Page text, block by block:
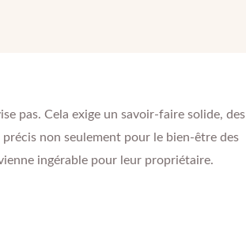
pas. Cela exige un savoir-faire solide, des
non seulement pour le bien-être des
ingérable pour leur propriétaire.